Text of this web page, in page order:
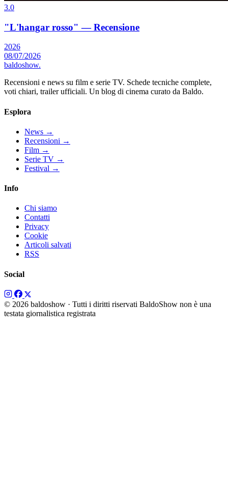
3.0
"L'hangar rosso" — Recensione
2026
08/07/2026
baldoshow.
Recensioni e news su film e serie TV. Schede tecniche complete,
voti chiari, trailer ufficiali. Un blog di cinema curato da Baldo.
Esplora
News →
Recensioni →
Film →
Serie TV →
Festival →
Info
Chi siamo
Contatti
Privacy
Cookie
Articoli salvati
RSS
Social
© 2026 baldoshow · Tutti i diritti riservati BaldoShow non è una
testata giornalistica registrata